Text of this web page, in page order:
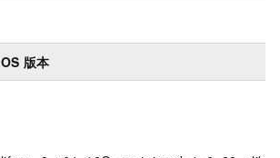
OS 版本